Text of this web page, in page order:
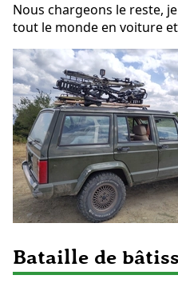
Nous chargeons le reste,
tout le monde en voiture et
Bataille de